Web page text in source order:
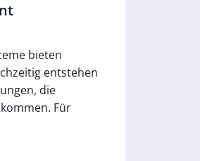
bieten
entstehen
die
Für